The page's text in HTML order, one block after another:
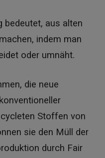
bedeutet, aus alten
indem man
oder umnäht.
die neue
Stoffen von
sie den Müll der
durch Fair